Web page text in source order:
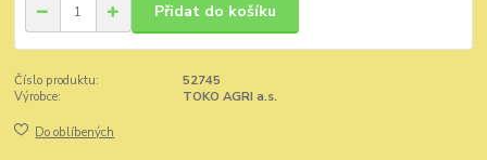
Přidat do košíku
Číslo produktu:
52745
Výrobce:
TOKO AGRI a.s.
Do oblíbených